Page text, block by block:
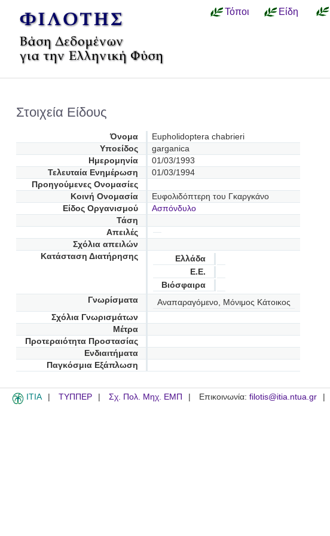
Τόποι Είδη
Στοιχεία Είδους
Όνομα
Eupholidoptera chabrieri
Υποείδος
garganica
Ημερομηνία
01/03/1993
Τελευταία Ενημέρωση
01/03/1994
Προηγούμενες Oνομασίες
Κοινή Ονομασία
Ευφολιδόπτερη του Γκαργκάνο
Είδος Οργανισμού
Ασπόνδυλο
Τάση
Απειλές
Σχόλια απειλών
Κατάσταση Διατήρησης
Ελλάδα
Ε.Ε.
Βιόσφαιρα
Γνωρίσματα
Αναπαραγόμενο, Μόνιμος Κάτοικος
Σχόλια Γνωρισμάτων
Μέτρα
Προτεραιότητα Προστασίας
Ενδιαιτήματα
Παγκόσμια Εξάπλωση
ITIA ΤΥΠΠΕΡ Σχ. Πολ. Μηχ. ΕΜΠ Επικοινωνία: filotis@itia.ntua.gr